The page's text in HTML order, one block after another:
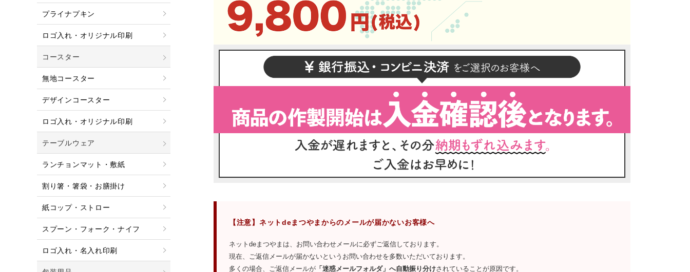
【注意】ネットdeまつやまからのメールが届かないお客様へ
ネットdeまつやまは、お問い合わせメールに必ずご返信しております。
現在、ご返信メールが届かないというお問い合わせを多数いただいております。
多くの場合、ご返信メールが 「迷惑メールフォルダ」へ自動振り分けされていることが原因です。
プライナプキン
ロゴ入れ・オリジナル印刷
コースター
無地コースター
デザインコースター
ロゴ入れ・オリジナル印刷
テーブルウェア
ランチョンマット・敷紙
割り箸・箸袋・お膳掛け
紙コップ・ストロー
スプーン・フォーク・ナイフ
ロゴ入れ・名入れ印刷